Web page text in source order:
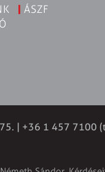
ÁSZF
| +36 1 457 7100